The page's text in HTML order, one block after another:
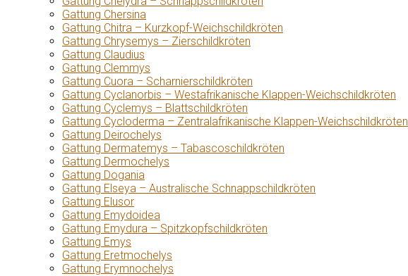
Gattung Chersina
Gattung Chitra – Kurzkopf-Weichschildkröten
Gattung Chrysemys – Zierschildkröten
Gattung Claudius
Gattung Clemmys
Gattung Cuora – Scharnierschildkröten
Gattung Cyclanorbis – Westafrikanische Klappen-Weichschildkröten
Gattung Cyclemys – Blattschildkröten
Gattung Cycloderma – Zentralafrikanische Klappen-Weichschildkröten
Gattung Deirochelys
Gattung Dermatemys – Tabascoschildkröten
Gattung Dermochelys
Gattung Dogania
Gattung Elseya – Australische Schnappschildkröten
Gattung Elusor
Gattung Emydoidea
Gattung Emydura – Spitzkopfschildkröten
Gattung Emys
Gattung Eretmochelys
Gattung Erymnochelys